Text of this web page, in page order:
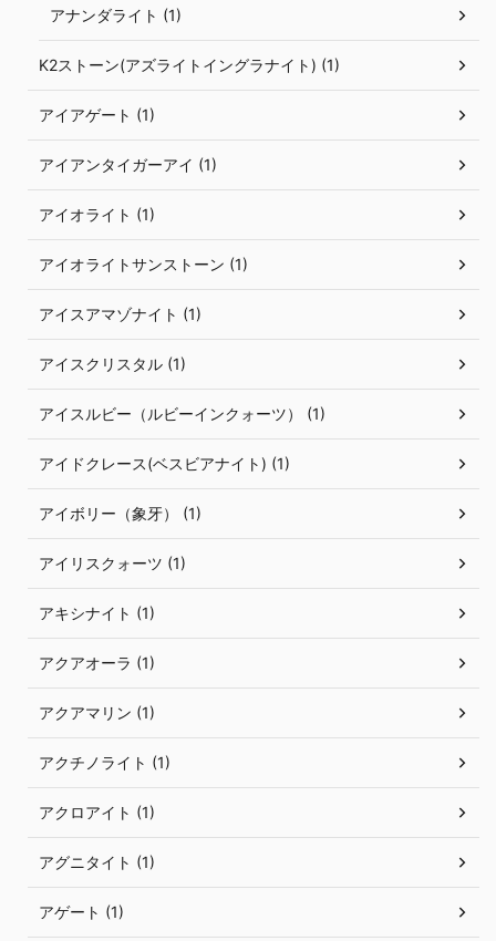
アナンダライト (1)
K2ストーン(アズライトイングラナイト) (1)
アイアゲート (1)
アイアンタイガーアイ (1)
アイオライト (1)
アイオライトサンストーン (1)
アイスアマゾナイト (1)
アイスクリスタル (1)
アイスルビー（ルビーインクォーツ） (1)
アイドクレース(ベスビアナイト) (1)
アイボリー（象牙） (1)
アイリスクォーツ (1)
アキシナイト (1)
アクアオーラ (1)
アクアマリン (1)
アクチノライト (1)
アクロアイト (1)
アグニタイト (1)
アゲート (1)